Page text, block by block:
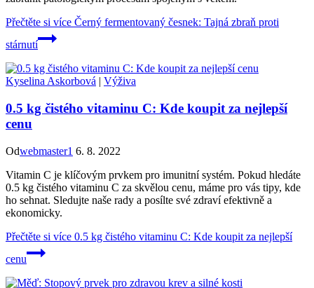
Přečtěte si více Černý fermentovaný česnek: Tajná zbraň proti
stárnutí
Kyselina Askorbová | Výživa
0.5 kg čistého vitaminu C: Kde koupit za nejlepší
cenu
Odwebmaster1 6. 8. 2022
Vitamin C je klíčovým prvkem pro imunitní systém. Pokud hledáte
0.5 kg čistého vitaminu C za skvělou cenu, máme pro vás tipy, kde
ho sehnat. Sledujte naše rady a posílte své zdraví efektivně a
ekonomicky.
Přečtěte si více 0.5 kg čistého vitaminu C: Kde koupit za nejlepší
cenu